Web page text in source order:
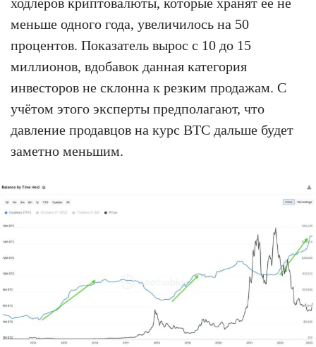
меньше одного года, увеличилось на 50
процентов. Показатель вырос с 10 до 15
миллионов, вдобавок данная категория
инвесторов не склонна к резким продажам. С
учётом этого эксперты предполагают, что
давление продавцов на курс BTC дальше будет
заметно меньшим.